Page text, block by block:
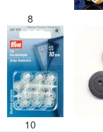
8
10